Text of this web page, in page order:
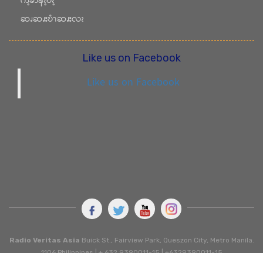
ဆၧဆၧးဎံၫဆၧးလၩ
Like us on Facebook
Like us on Facebook
Radio Veritas Asia Buick St., Fairview Park, Queszon City, Metro Manila.